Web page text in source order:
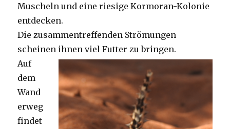
Muscheln und eine riesige Kormoran-Kolonie
entdecken.
Die zusammentreffenden Strömungen
scheinen ihnen viel Futter zu bringen.
Auf
dem
Wand
erweg
findet